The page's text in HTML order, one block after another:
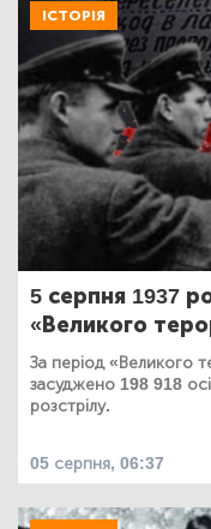
ІСТОРІЯ
5 серпня 1937
«Великого
За період «Великого
засуджено 198 918
розстрілу.
05 серпня, 06:37